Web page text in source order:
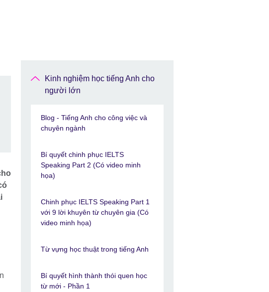
Kinh nghiệm học tiếng Anh cho
người lớn
Blog - Tiếng Anh cho công việc và
chuyên ngành
Bí quyết chinh phục IELTS
Speaking Part 2 (Có video minh
họa)
Chinh phục IELTS Speaking Part 1
với 9 lời khuyên từ chuyên gia (Có
video minh họa)
Từ vựng học thuật trong tiếng Anh
Bí quyết hình thành thói quen học
từ mới - Phần 1